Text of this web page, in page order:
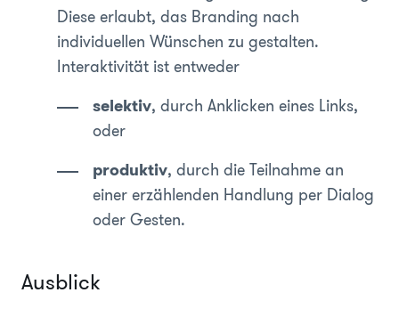
Diese erlaubt, das Branding nach
individuellen Wünschen zu gestalten.
Interaktivität ist entweder
selektiv, durch Anklicken eines Links,
oder
produktiv, durch die Teilnahme an
einer erzählenden Handlung per Dialog
oder Gesten.
Ausblick